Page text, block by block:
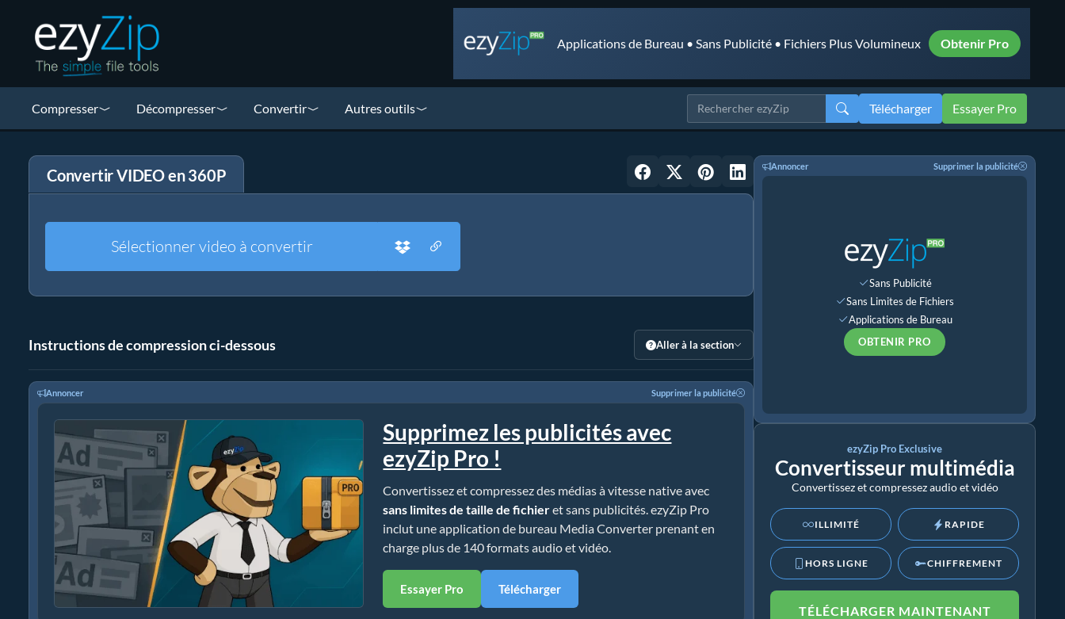
Applications de Bureau • Sans Publicité • Fichiers Plus Volumineux Obtenir Pro
Compresser Décompresser Convertir Autres outils Télécharger Essayer Pro
Convertir VIDEO en 360P
Sélectionner video à convertir
Instructions de compression ci-dessous Aller à la section
Annoncer Supprimer la publicité
Supprimez les publicités avec
ezyZip Pro !
Convertissez et compressez des médias à vitesse native avec
sans limites de taille de fichieret sans publicités. ezyZip Pro
inclut une application de bureau Media Converter prenant en
charge plus de 140 formats audio et vidéo.
Essayer Pro Télécharger
Annoncer Supprimer la publicité
Sans Publicité
Sans Limites de Fichiers
Applications de Bureau
OBTENIR PRO
ezyZip Pro Exclusive
Convertisseur multimédia
Convertissez et compressez audio et vidéo
ILLIMITÉ RAPIDE
HORS LIGNE CHIFFREMENT
TÉLÉCHARGER MAINTENANT